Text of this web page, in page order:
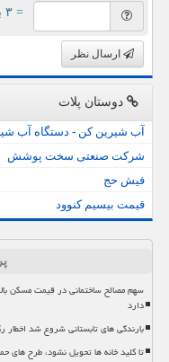
= ۳ بعلاوه ۵
ارسال نظر
دوستان پلات
آب شیرین کن - دستگاه آب
شرکت صنعتی سخت پوشش
فیش حج
قیمت بیسیم کنوود
سهم مصالح ساختمانی در قیمت مسکن
دارد
بارندگی های تابستانی شروع شد اخطار
تا کلید خانه ها تحویل نشود، طرح های